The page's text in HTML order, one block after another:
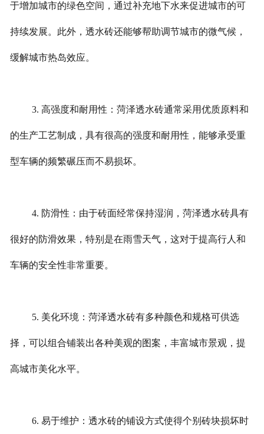
于增加城市的绿色空间，通过补充地下水来促进城市的可
持续发展。此外，透水砖还能够帮助调节城市的微气候，
缓解城市热岛效应。
3. 高强度和耐用性：菏泽透水砖通常采用优质原料和
的生产工艺制成，具有很高的强度和耐用性，能够承受重
型车辆的频繁碾压而不易损坏。
4. 防滑性：由于砖面经常保持湿润，菏泽透水砖具有
很好的防滑效果，特别是在雨雪天气，这对于提高行人和
车辆的安全性非常重要。
5. 美化环境：菏泽透水砖有多种颜色和规格可供选
择，可以组合铺装出各种美观的图案，丰富城市景观，提
高城市美化水平。
6. 易于维护：透水砖的铺设方式使得个别砖块损坏时